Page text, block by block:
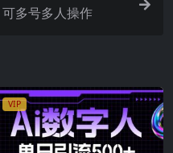
多号多人操作
VIP